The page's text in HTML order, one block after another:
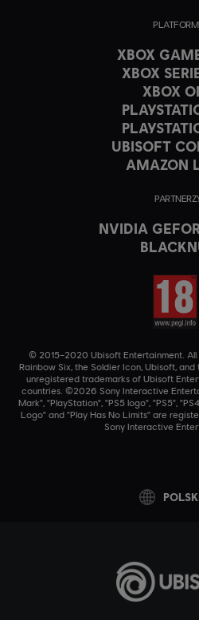
XBOX
XBOX
XBOX
UBISOFT
AMAZON
NVIDIA
© 2015–2020 Ubisoft Entertainment. All
Rainbow Six, the Soldier Icon, Ubisoft,
unregistered trademarks of Ubisoft
countries. ©2026 Sony Interactive
Mark", "PlayStation", "PS5 logo", "PS5",
Logo" and "Play Has No Limits" are
Sony Interactive